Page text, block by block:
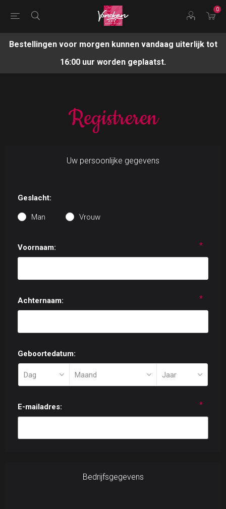
0
Bestellingen voor morgen kunnen vandaag uiterlijk tot
16:00 uur worden geplaatst.
Registreren
Uw persoonlijke gegevens
Geslacht:
Man Vrouw
Voornaam: *
Achternaam: *
Geboortedatum:
E-mailadres: *
Bedrijfsgegevens